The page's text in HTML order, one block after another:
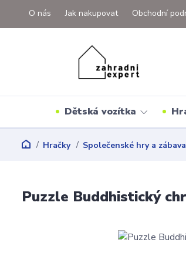
O nás Jak nakupovat Obchodní
Dětská vozítka
Hračky Společenské hry a zábava
Puzzle Buddhistický